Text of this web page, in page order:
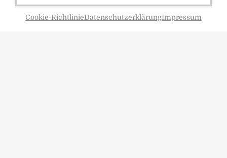
Cookie-RichtlinieDatenschutzerklärungImpressum